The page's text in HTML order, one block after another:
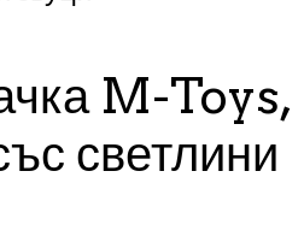
M-Toys,
светлини